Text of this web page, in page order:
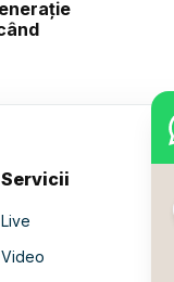
Servicii
Live
Video